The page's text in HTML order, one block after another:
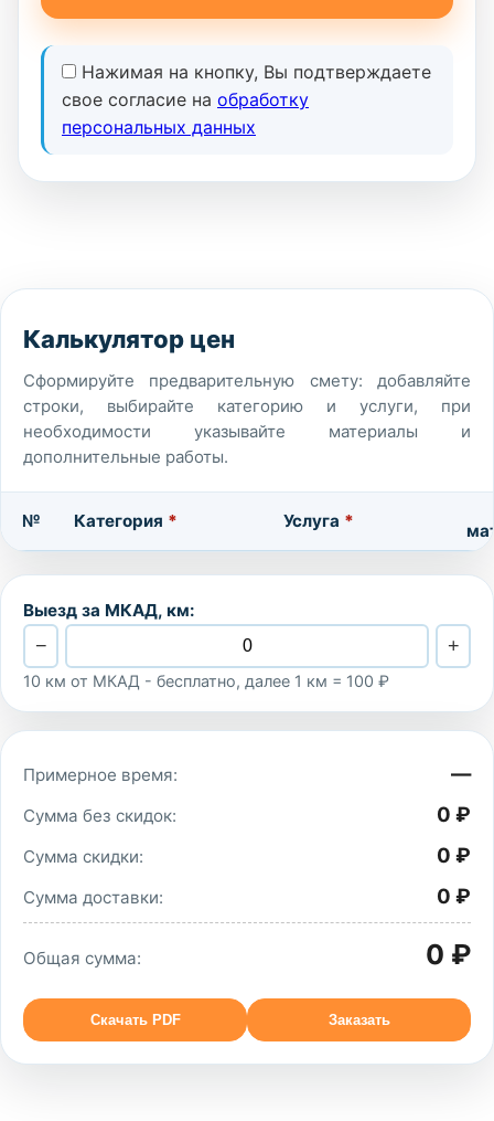
Нажимая на кнопку, Вы подтверждаете
свое согласие на обработку
персональных данных
Калькулятор цен
Сформируйте предварительную смету: добавляйте
строки, выбирайте категорию и услуги, при
необходимости указывайте материалы и
дополнительные работы.
№ Категория * Услуга *
Выезд за МКАД, км:
− +
10 км от МКАД - бесплатно, далее 1 км = 100 ₽
Примерное время: —
Сумма без скидок: 0 ₽
Сумма скидки: 0 ₽
Сумма доставки: 0 ₽
Общая сумма: 0 ₽
Скачать PDF Заказать